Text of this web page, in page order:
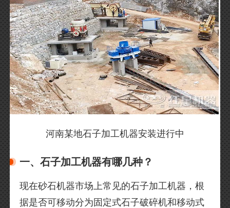
河南某地石子加工机器安装进行中
一、石子加工机器有哪几种？
现在砂石机器市场上常见的石子加工机器，根
据是否可移动分为固定式石子破碎机和移动式